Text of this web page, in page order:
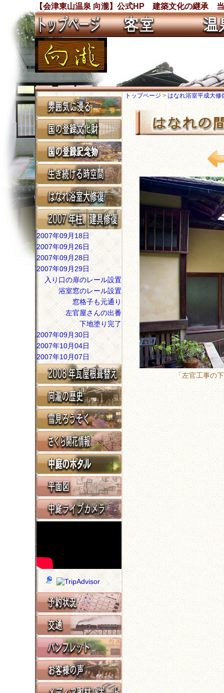
【会津東山温泉 向瀧】公式HP 建築文化の継承
2007年09月18日
2007年09月26日
2007年09月28日
2007年09月29日
入り口の扉のレール設置
浴室窓のレール設置
窓格子も元通り
左官屋さんの出番
下地塗り完了
2007年09月30日
2007年10月04日
2007年10月07日
トップページ> はなれ浴室平成大修
「左官工事の